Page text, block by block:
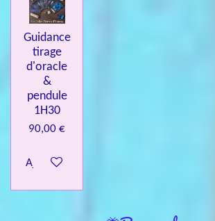
Guidance
tirage
d'oracle
&
pendule
1H30
90,00 €
Ajouter au panier